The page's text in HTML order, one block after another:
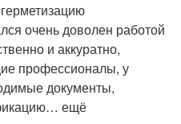
очень доволен работой
и аккуратно,
профессионалы, у
документы,
ещё